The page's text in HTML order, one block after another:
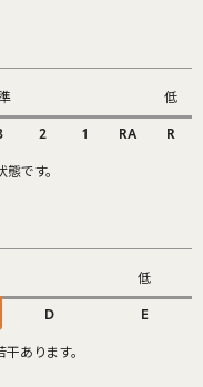
低
2 1 RA R
です。
低
D E
あります。